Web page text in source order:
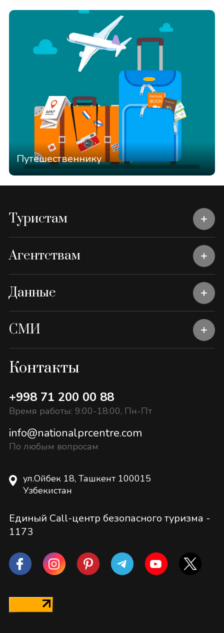
Путешественнику
Туристам
Агентствам
Данные
СМИ
Контакты
+998 71 200 00 88
Время работы: 9:00-18:00, Пн-Пт
info@nationalprcentre.com
По любым вопросам
ул.Ойбек 18, Ташкент 100015
Узбекистан
Единый Call-центр безопасного туризма -
1173